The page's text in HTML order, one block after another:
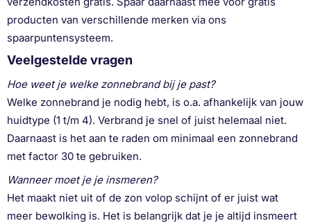
producten van verschillende merken via ons
spaarpuntensysteem.
Veelgestelde vragen
Hoe weet je welke zonnebrand bij je past?
Welke zonnebrand je nodig hebt, is o.a. afhankelijk van jouw
huidtype (1 t/m 4). Verbrand je snel of juist helemaal niet.
Daarnaast is het aan te raden om minimaal een zonnebrand
met factor 30 te gebruiken.
Wanneer moet je je insmeren?
Het maakt niet uit of de zon volop schijnt of er juist wat
meer bewolking is. Het is belangrijk dat je je altijd insmeert